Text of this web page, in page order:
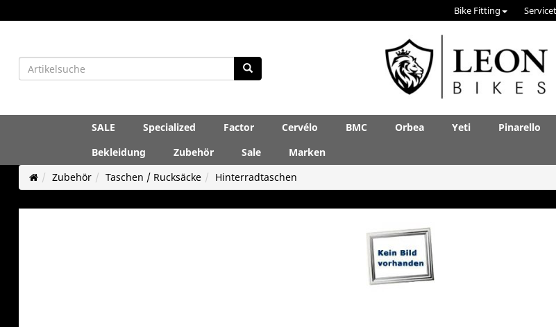
Bike Fitting
SALE Specialized Factor Cervélo BMC Orbea Yeti Pinarello
Bekleidung
Zubehör Sale
Marken
Zubehör
Taschen / Rucksäcke Hinterradtaschen